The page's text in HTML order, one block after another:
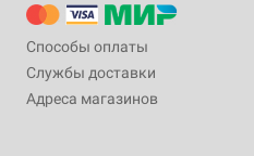
Способы оплаты
Службы доставки
Адреса магазинов